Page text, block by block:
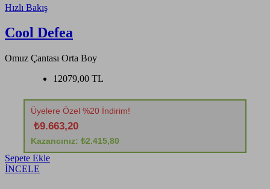
Hızlı Bakış
Cool Defea
Omuz Çantası Orta Boy
12079,00 TL
Üyelere Özel %20 İndirim!
₺9.663,20
Kazancınız: ₺2.415,80
Sepete Ekle
İNCELE